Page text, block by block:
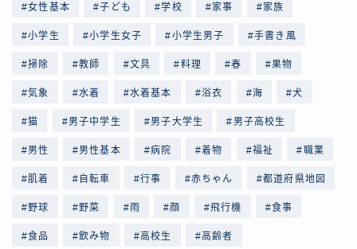
Follow Me
女性基本 子ども 学校 家事 家族
小学生 小学生女子 小学生男子 手書き風
掃除 教師 文具 料理 春 果物
気象 水着 水着基本 浴衣 海 犬
猫 男子中学生 男子大学生 男子高校生
男性 男性基本 病院 着物 福祉 職業
肌着 自転車 行事 赤ちゃん 都道府県地図
野球 野菜 雨 顔 飛行機 食事
食品 飲み物 高校生 高齢者